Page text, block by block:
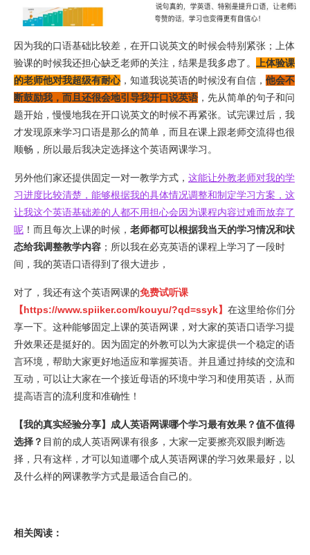
因为我的口语基础比较差，在开口说英文的时候会特别紧张；上体
验课的时候我还担心缺乏老师的关注，结果是我多虑了。
上体验课
的老师他对我超级有耐心，知道我说英语的时候没有自信， 他会不
断鼓励我，而且还很会地引导我开口说英语 ，先从简单的句子和问
题开始，慢慢地我在开口说英文的时候不再紧张。试完课过后，我
才发现原来学习口语是那么的简单，而且在课上跟老师交流得也很
顺畅，所以最后我决定选择这个英语网课学习。
另外他们家还提供固定一对一教学方式， 这能让外教老师对我的学
习进度比较清楚，能够根据我的具体情况调整和制定学习方案，这
让我这个英语基础差的人都不用担心会因为课程内容过难而放弃了
呢 ！而且每次上课的时候， 老师都可以根据我当天的学习情况和状
态给我调整教学内容 ；所以我在必克英语的课程上学习了一段时
间，我的英语口语得到了很大进步，
对了，我还有这个英语网课的免费试听课
【https://www.spiiker.com/kouyu/?qd=ssyk】 在这里给你们分
享一下。这种能够固定上课的英语网课，对大家的英语口语学习提
升效果还是挺好的。因为固定的外教可以为大家提供一个稳定的语
言环境，帮助大家更好地适应和掌握英语。并且通过持续的交流和
互动，可以让大家在一个接近母语的环境中学习和使用英语，从而
提高语言的流利度和准确性‌！
【我的真实经验分享】成人英语网课哪个学习最有效果？值不值得
选择？ 目前的成人英语网课有很多，大家一定要擦亮双眼判断选
择，只有这样，才可以知道哪个成人英语网课的学习效果最好，以
及什么样的网课教学方式是最适合自己的。
相关阅读：